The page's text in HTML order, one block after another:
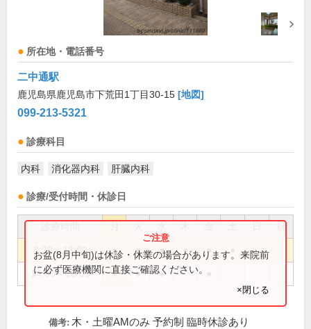
所在地・電話番号
二中通駅
鹿児島県鹿児島市下荒田1丁目30-15 [地図]
099-213-5321
診療科目
内科 消化器内科 肝臓内科
診療/受付時間・休診日
祝
8:30～13:00 ● ● ● ● ●
14:00～18:00 ● ● ●
お盆(8月中旬)は休診・休業の場合があります。来院前
に必ず医療機関に直接ご確認ください。
×閉じる
備考: 木・土曜AMのみ 予約制 臨時休診あり